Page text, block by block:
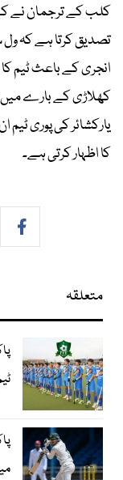
کلب کے ترجمان نے
تصدیق کرتا ہے کہ
انجری کے باعث ٹیم
کھلاڑی کے بارے
یارکشائر کی پوری
کا اظہار کرتی ہے۔
متعلقہ
میں 117